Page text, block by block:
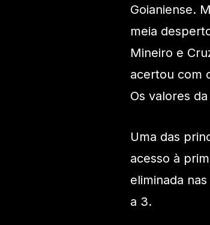
Goianiense.
meia
Mineiro e
acertou com
Os valores
Uma das
acesso à
eliminada
a 3.